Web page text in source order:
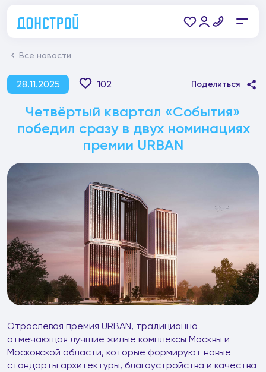
Все новости
28.11.2025 102 Поделиться
Четвёртый квартал «События»
победил сразу в двух номинациях
премии URBAN
Отраслевая премия URBAN, традиционно
отмечающая лучшие жилые комплексы Москвы и
Московской области, которые формируют новые
стандарты архитектуры, благоустройства и качества